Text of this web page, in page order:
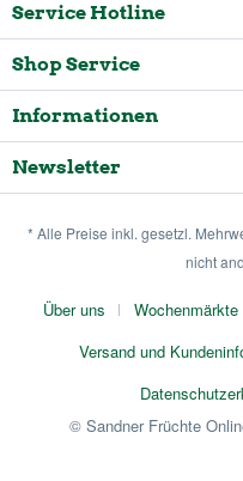
Service Hotline
Shop Service
Informationen
Newsletter
* Alle Preise inkl. gesetzl.
nicht
Über uns Wochenmärkte
Versand und
© Sandner Früchte